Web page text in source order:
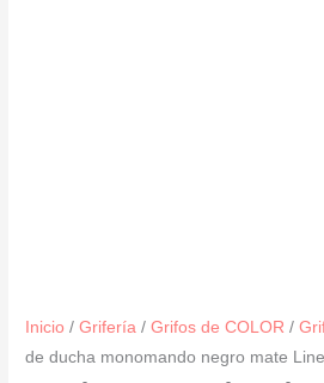
Inicio /Grifería /Grifos de COLOR /
de ducha monomando negro mate Line